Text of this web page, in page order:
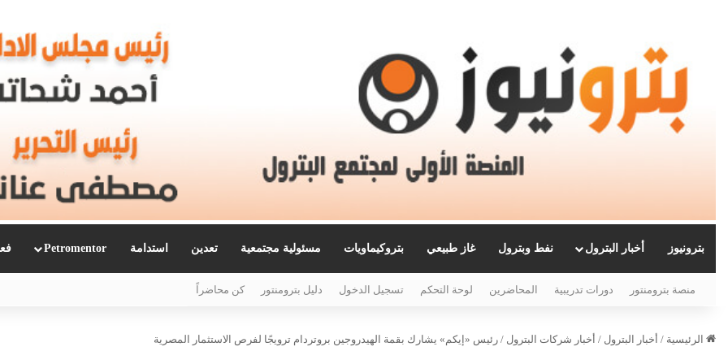
بترونيوز أخبار البترول نفط وبترول غاز طبيعي بتروكيماويات مسئولية مجتمعية تعدين استدامة Petromentor
منصة بترومنتور دورات تدريبية المحاضرين لوحة التحكم تسجيل الدخول دليل بترومنتور كن محاضراً
الرئيسية / أخبار البترول / أخبار شركات البترول / رئيس «إيكم» يشارك بقمة الهيدروجين بروتردام ترويجًا لفرص الاستثمار المصرية